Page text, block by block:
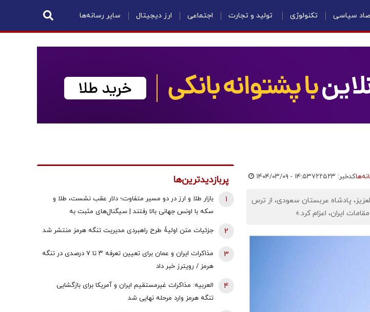
سیاسی تکنولوژی تولید و تجارت اجتماعی ارز دیجیتال سایر رسانه‌ها
کدخبر: ۷۲۲۵۲۳ ۱۴۰۴/۰۳/۰۹ - ۱۴:۵۳
پادشاه عربستان سعودی، از ترس
ایران، اعزام کرد‌.»
پربازدیدترین‌ها
بازار طلا و ارز در دو مسیر متفاوت؛ دلار عقب نشست، طلا و
سکه با اونس جهانی بالا رفتند | سیگنال‌های مثبت به
معامله‌گران رسید!
1
جزئیات متن اولیۀ طرح راهبردی مدیریت تنگه هرمز منتشر شد 2
مذاکرات ایران و عمان برای تعیین تعرفه ۳ تا ۷ درصدی در تنگه
هرمز / رویترز خبر داد
3
العربیه: مذاکرات غیرمستقیم ایران و آمریکا برای بازگشایی
تنگه هرمز وارد مرحله نهایی شد
4